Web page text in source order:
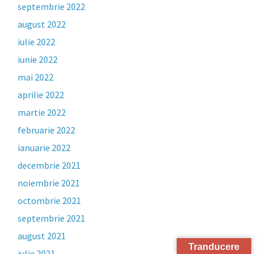
septembrie 2022
august 2022
iulie 2022
iunie 2022
mai 2022
aprilie 2022
martie 2022
februarie 2022
ianuarie 2022
decembrie 2021
noiembrie 2021
octombrie 2021
septembrie 2021
august 2021
Tranducere